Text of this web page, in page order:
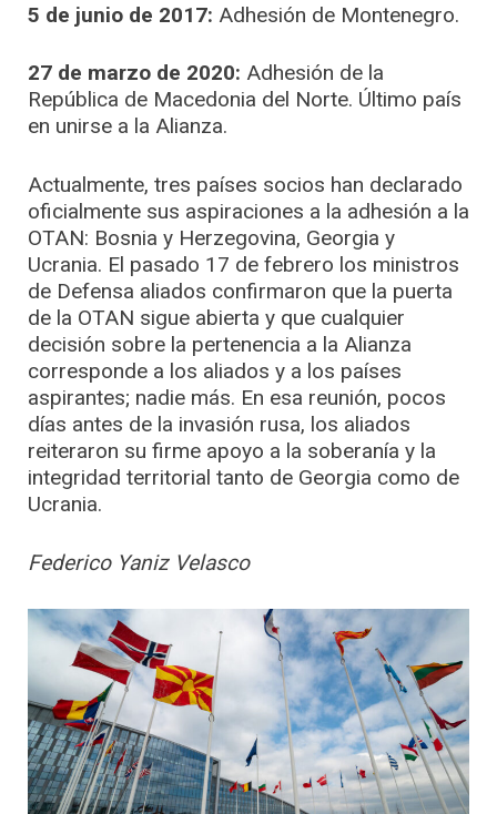
5 de junio de 2017: Adhesión de Montenegro.
27 de marzo de 2020: Adhesión de la
República de Macedonia del Norte. Último país
en unirse a la Alianza.
Actualmente, tres países socios han declarado
oficialmente sus aspiraciones a la adhesión a la
OTAN: Bosnia y Herzegovina, Georgia y
Ucrania. El pasado 17 de febrero los ministros
de Defensa aliados confirmaron que la puerta
de la OTAN sigue abierta y que cualquier
decisión sobre la pertenencia a la Alianza
corresponde a los aliados y a los países
aspirantes; nadie más. En esa reunión, pocos
días antes de la invasión rusa, los aliados
reiteraron su firme apoyo a la soberanía y la
integridad territorial tanto de Georgia como de
Ucrania.
Federico Yaniz Velasco